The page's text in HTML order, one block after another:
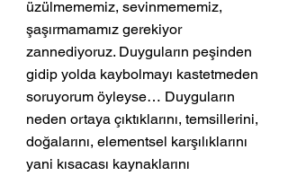
üzülmememiz, sevinmememiz,
şaşırmamamız gerekiyor
zannediyoruz. Duyguların peşinden
gidip yolda kaybolmayı kastetmeden
soruyorum öyleyse… Duyguların
neden ortaya çıktıklarını, temsillerini,
doğalarını, elementsel karşılıklarını
yani kısacası kaynaklarını